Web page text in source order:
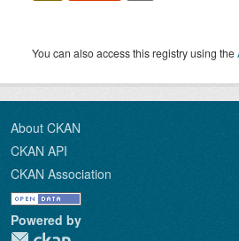
You can also access this registry using the
About CKAN
CKAN API
CKAN Association
Powered by